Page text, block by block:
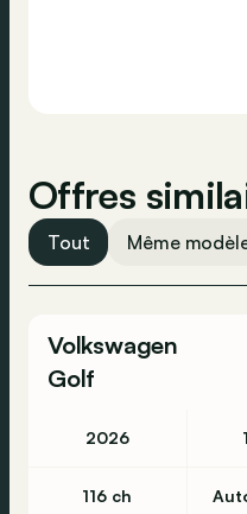
Offres
Tout Même
Volkswagen
Golf
2026
116 ch